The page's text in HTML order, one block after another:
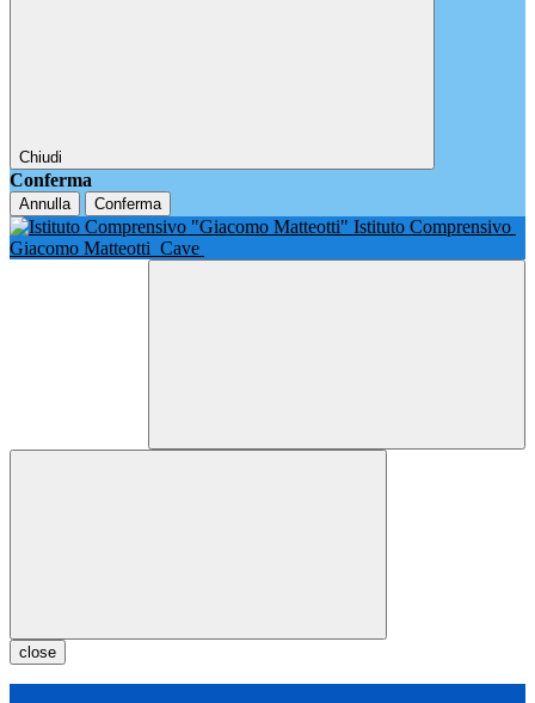
Chiudi
Conferma
Annulla Conferma
Istituto Comprensivo
Giacomo Matteotti Cave
close